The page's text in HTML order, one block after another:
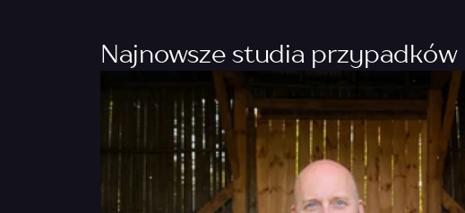
Najnowsze studia przypadków